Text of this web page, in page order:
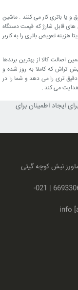
و یا باتری کار می کنند . ماشین
قابل شارژ که قیمت دستگاه
هزینه تعویض باتری را به کاربر
اصالت کالا از بهترین برندها
که کاملا به روز شده و
تری را می دهد و شما را در
می کند .
ایجاد اطمینان برای
نبش کوچه گیتی
021-66933064 | 021-
info